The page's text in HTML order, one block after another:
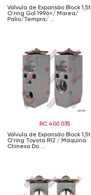
Válvula de Expansão Block 1,5t
O'ring Gol 1996>/ Marea/
Palio/Tempra/ ...
RC.400.035
Válvula de Expansão Block 1,5t
O'ring Toyota R12 / Máquina
Chinesa Do ...